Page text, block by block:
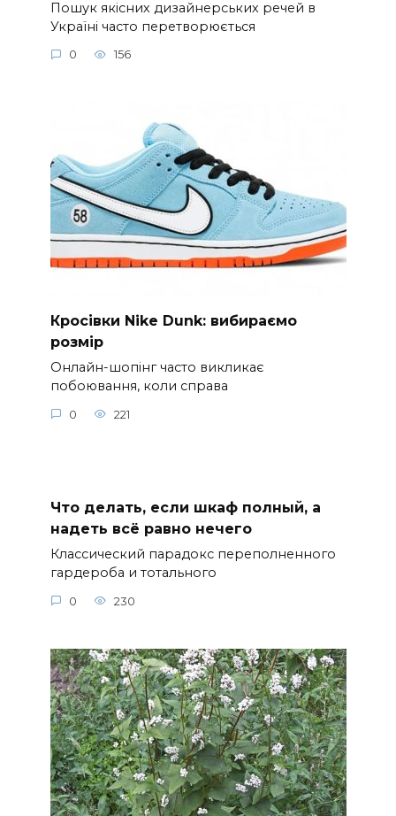
Пошук якісних дизайнерських речей в
Україні часто перетворюється
0 156
Кросівки Nike Dunk: вибираємо
розмір
Онлайн-шопінг часто викликає
побоювання, коли справа
0 221
Что делать, если шкаф полный, а
надеть всё равно нечего
Классический парадокс переполненного
гардероба и тотального
0 230